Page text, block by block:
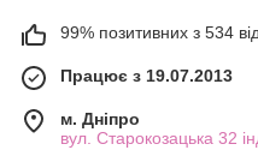
99% позитивних з 534
Працює з 19.07.2013
м. Дніпро
вул. Старокозацька 32